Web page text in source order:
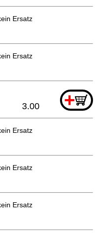
Ersatz
Ersatz
+
3.00
Ersatz
Ersatz
Ersatz